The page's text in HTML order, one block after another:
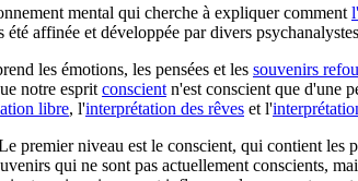
mental qui cherche à expliquer comment
affinée et développée par divers
les émotions, les pensées et les souvenirs
notre esprit conscient n'est conscient que d'une
libre, l'interprétation des rêves et l'
premier niveau est le conscient, qui contient les
qui ne sont pas actuellement conscients,